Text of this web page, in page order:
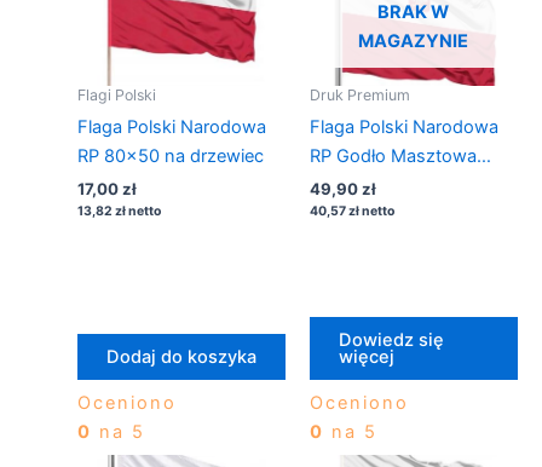
Flagi Polski
Flaga Polski Narodowa
RP 80×50 na drzewiec
Oceniono
0 na 5
17,00zł
13,82 złnetto
Dodaj do koszyka
BRAK W
MAGAZYNIE
Druk Premium
Flaga Polski Narodowa
RP Godło Masztowa
150×90 + 3 oczka
Oceniono
0 na 5
49,90zł
40,57złnetto
Dowiedz się
więcej